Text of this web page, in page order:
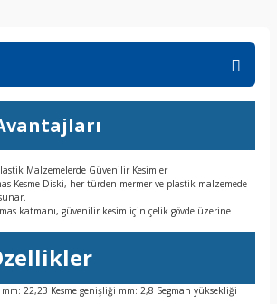
Malzemelerde Güvenilir Kesimler
Kesme Diski, her türden mermer ve plastik malzemede
katmanı, güvenilir kesim için çelik gövde üzerine
22,23 Kesme genişliği mm: 2,8 Segman yüksekliği